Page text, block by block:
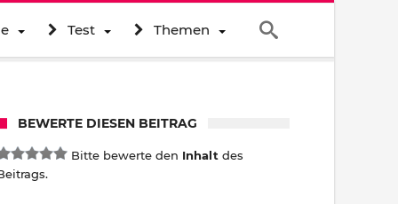
Test Themen
BEWERTE DIESEN BEITRAG
Bitte bewerte den Inhalt des